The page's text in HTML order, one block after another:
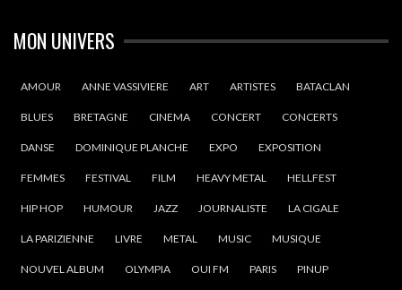
MON UNIVERS
AMOUR ANNE VASSIVIERE ART ARTISTES BATACLAN
BLUES BRETAGNE CINEMA CONCERT CONCERTS
DANSE DOMINIQUE PLANCHE EXPO EXPOSITION
FEMMES FESTIVAL FILM HEAVY METAL HELLFEST
HIP HOP HUMOUR JAZZ JOURNALISTE LA CIGALE
LA PARIZIENNE LIVRE METAL MUSIC MUSIQUE
NOUVEL ALBUM OLYMPIA OUI FM PARIS PINUP